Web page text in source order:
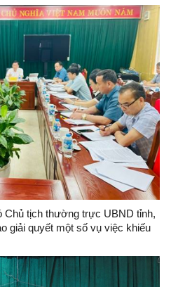
tịch thường trực UBND tỉnh,
giải quyết một số vụ việc khiếu